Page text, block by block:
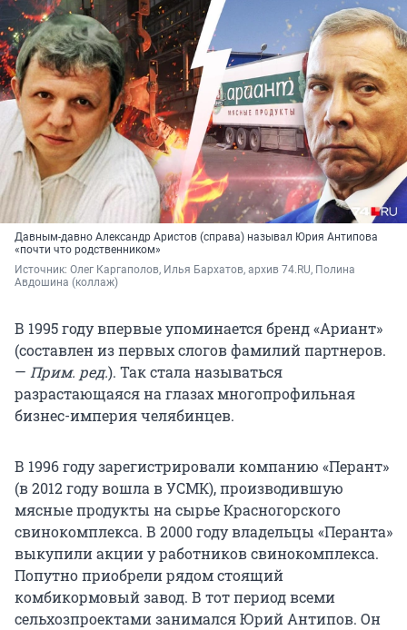
Давным-давно Александр Аристов (справа) называл Юрия Антипова
«почти что родственником»
Источник: Олег Каргаполов, Илья Бархатов, архив 74.RU, Полина
Авдошина (коллаж)
В 1995 году впервые упоминается бренд «Ариант»
(составлен из первых слогов фамилий партнеров.
— Прим. ред.). Так стала называться
разрастающаяся на глазах многопрофильная
бизнес-империя челябинцев.
В 1996 году зарегистрировали компанию «Перант»
(в 2012 году вошла в УСМК), производившую
мясные продукты на сырье Красногорского
свинокомплекса. В 2000 году владельцы «Перанта»
выкупили акции у работников свинокомплекса.
Попутно приобрели рядом стоящий
комбикормовый завод. В тот период всеми
сельхозпроектами занимался Юрий Антипов. Он